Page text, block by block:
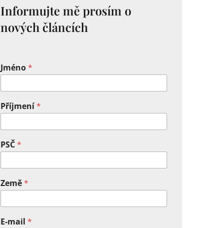
Informujte mě prosím o
nových článcích
Jméno*
Příjmení*
PSČ*
Země*
E-mail*